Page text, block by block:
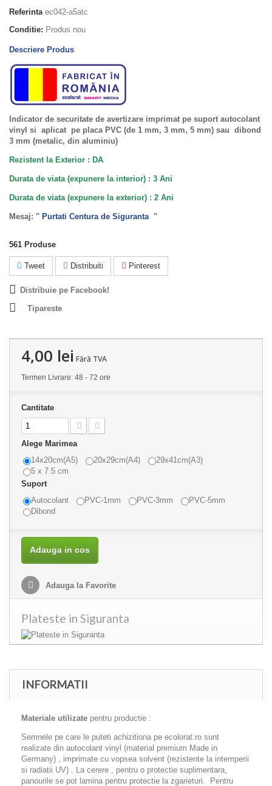
Referinta ec042-a5atc
Conditie: Produs nou
Descriere Produs
Indicator de securitate de avertizare imprimat pe suport autocolant
vinyl si aplicat pe placa PVC (de 1 mm, 3 mm, 5 mm) sau dibond
3 mm (metalic, din aluminiu)
Rezistent la Exterior : DA
Durata de viata (expunere la interior) : 3 Ani
Durata de viata (expunere la exterior) : 2 Ani
Mesaj: " Purtati Centura de Siguranta "
561 Produse
Tweet Distribuiti Pinterest
Distribuie pe Facebook!
Tipareste
4,00 lei Fără TVA
Termen Livrare: 48 - 72 ore
Cantitate
Alege Marimea
14x20cm(A5)
20x29cm(A4)
29x41cm(A3)
5 x 7.5 cm
Suport
Autocolant
PVC-1mm PVC-3mm
PVC-5mm
Dibond
Adauga in cos
Adauga la Favorite
Plateste in Siguranta
INFORMATII
Materiale utilizate pentru productie :
Semnele pe care le puteti achizitiona pe ecolorat.ro sunt
realizate din autocolant vinyl (material premium Made in
Germany) , imprimate cu vopsea solvent (rezistente la intemperii
si radiatii UV) . La cerere , pentru o protectie suplimentara,
panourile se pot lamina pentru protectie la zgarieturi. Pentru